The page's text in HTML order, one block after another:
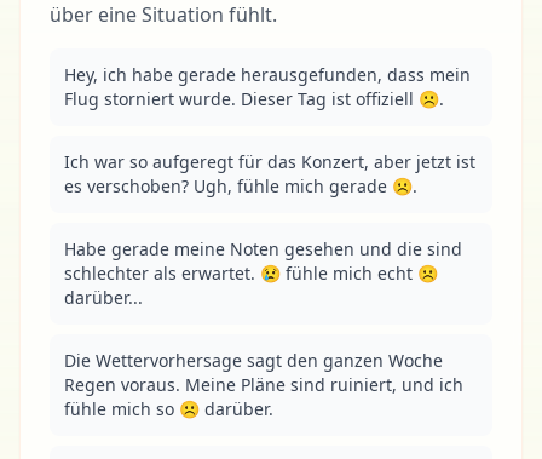
über eine Situation fühlt.
Hey, ich habe gerade herausgefunden, dass mein
Flug storniert wurde. Dieser Tag ist offiziell ☹.
Ich war so aufgeregt für das Konzert, aber jetzt ist
es verschoben? Ugh, fühle mich gerade ☹.
Habe gerade meine Noten gesehen und die sind
schlechter als erwartet. 😢 fühle mich echt ☹
darüber...
Die Wettervorhersage sagt den ganzen Woche
Regen voraus. Meine Pläne sind ruiniert, und ich
fühle mich so ☹ darüber.